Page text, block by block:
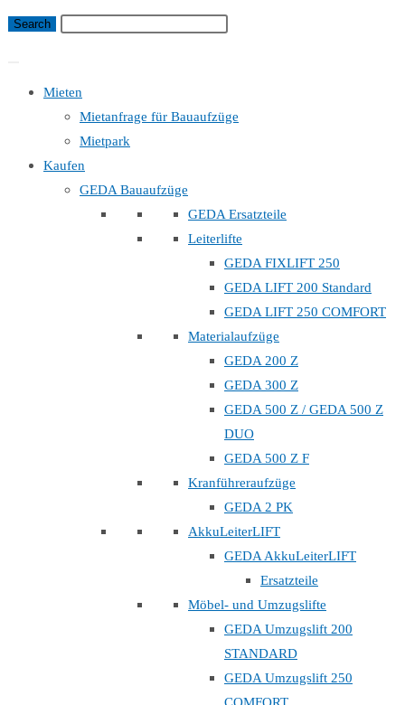
Mieten
Mietanfrage für Bauaufzüge
Mietpark
Kaufen
GEDA Bauaufzüge
GEDA Ersatzteile
Leiterlifte
GEDA FIXLIFT 250
GEDA LIFT 200 Standard
GEDA LIFT 250 COMFORT
Materialaufzüge
GEDA 200 Z
GEDA 300 Z
GEDA 500 Z / GEDA 500 Z
DUO
GEDA 500 Z F
Kranführeraufzüge
GEDA 2 PK
AkkuLeiterLIFT
GEDA AkkuLeiterLIFT
Ersatzteile
Möbel- und Umzugslifte
GEDA Umzugslift 200
STANDARD
GEDA Umzugslift 250